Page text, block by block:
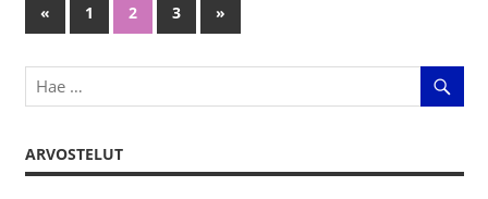
Artikkelien
selaus
« Previous
Posts
1 2 3
Next
Posts
»
ARVOSTELUT